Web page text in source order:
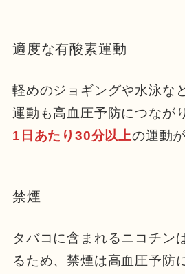
適度な有酸素運動
軽めのジョギングや水泳な
運動も高血圧予防につなが
1日あたり30分以上の運動
禁煙
タバコに含まれるニコチン
るため、禁煙は高血圧予防